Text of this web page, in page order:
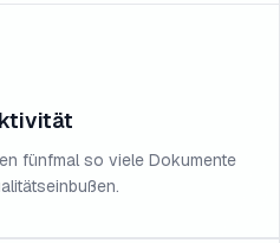
fünfmal so viele Dokumente